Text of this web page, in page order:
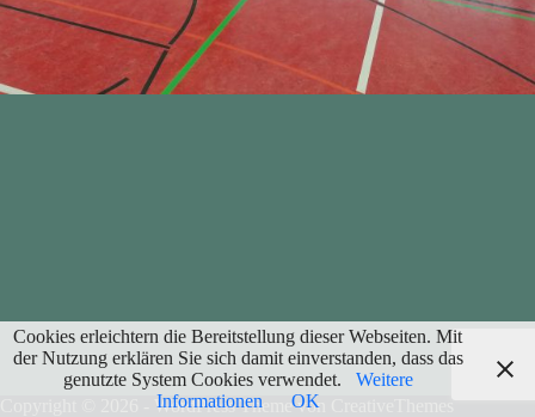
Copyright © 2026 - WordPress Theme von
Cookies erleichtern die Bereitstellung dieser Webseiten. Mit
der Nutzung erklären Sie sich damit einverstanden, dass das
genutzte System Cookies verwendet.
Weitere
Informationen
OK